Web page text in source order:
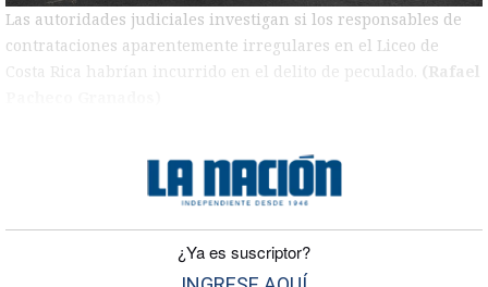
Las autoridades judiciales investigan si los responsables de
contrataciones aparentemente irregulares en el Liceo de
Costa Rica habrían incurrido en el delito de peculado. (Rafael